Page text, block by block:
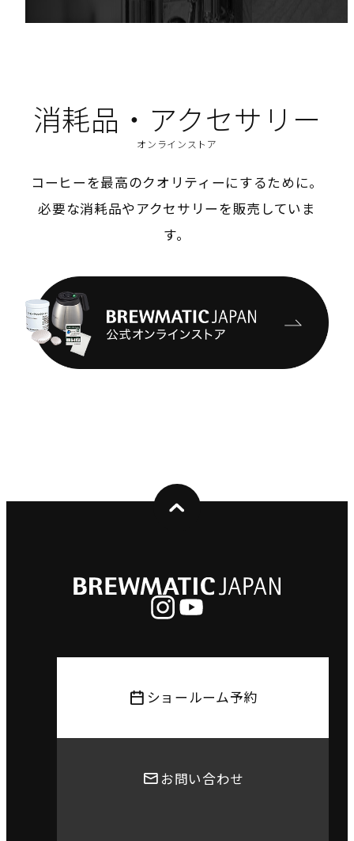
消耗品・アクセサリー
オンラインストア
コーヒーを最高のクオリティーにするために。
必要な消耗品やアクセサリーを販売していま
す。
ショールーム予約
お問い合わせ